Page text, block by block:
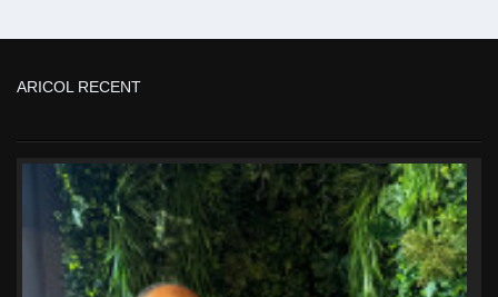
ARICOL RECENT